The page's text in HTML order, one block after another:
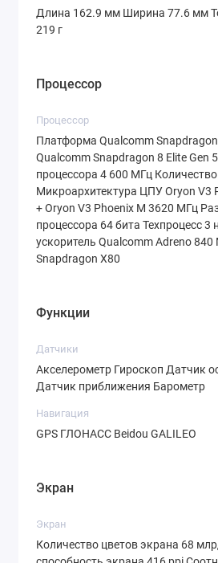
полностью читаемой.
новейшее стекло
и падениям. Для тех, кто
зрении, предусмотрена
ШИМ-модуляция (2160 Гц),
мерцание при низком
нового поколения
процессор
5. Выполненный по 3-
техпроцессу, чипсет
архитектуру Oryon V3 с
до4.6 ГГц
на годы вперед.
Конфигурация памяти 12 ГБ
Длина 162.9 мм Ширина 77.6 мм
219 г
Процессор
Процессор
Платформа Qualcomm
Qualcomm Snapdragon 8 Elite Gen
процессора 4 600 МГц
Микроархитектура ЦПУ Oryon V3
+ Oryon V3 Phoenix M 3620 МГц
процессора 64 бита Техпроцесс 3
ускоритель Qualcomm Adreno
Snapdragon X80
Функции
Датчики
Акселерометр Гироскоп Датчик
Датчик приближения Барометр
Навигация
GPS ГЛОНАСС Beidou GALILEO
Экран
Экран
Количество цветов экрана 68